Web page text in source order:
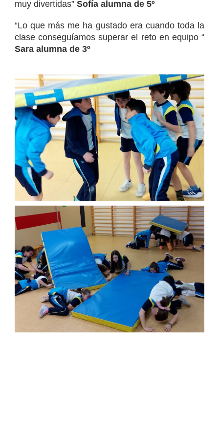
muy divertidas” Sofía alumna de 5º
“Lo que más me ha gustado era cuando toda la
clase conseguíamos superar el reto en equipo “
Sara alumna de 3º